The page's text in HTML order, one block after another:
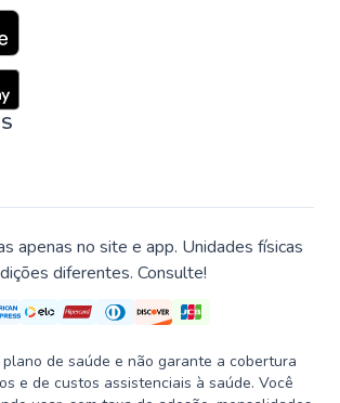
apenas no site e app. Unidades físicas
diferentes. Consulte!
de saúde e não garante a cobertura
e de custos assistenciais à saúde. Você